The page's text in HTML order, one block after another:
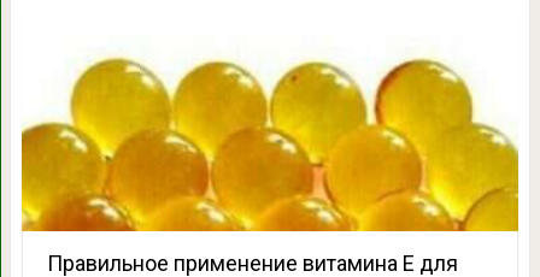
Правильное применение витамина Е для